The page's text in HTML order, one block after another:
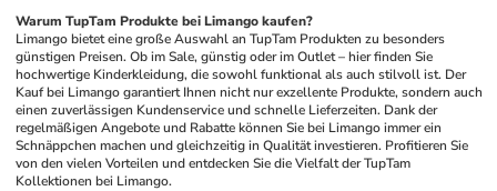
Warum TupTam Produkte bei Limango kaufen?
Limango bietet eine große Auswahl an TupTam Produkten zu besonders
günstigen Preisen. Ob im Sale, günstig oder im Outlet – hier finden Sie
hochwertige Kinderkleidung, die sowohl funktional als auch stilvoll ist. Der
Kauf bei Limango garantiert Ihnen nicht nur exzellente Produkte, sondern auch
einen zuverlässigen Kundenservice und schnelle Lieferzeiten. Dank der
regelmäßigen Angebote und Rabatte können Sie bei Limango immer ein
Schnäppchen machen und gleichzeitig in Qualität investieren. Profitieren Sie
von den vielen Vorteilen und entdecken Sie die Vielfalt der TupTam
Kollektionen bei Limango.